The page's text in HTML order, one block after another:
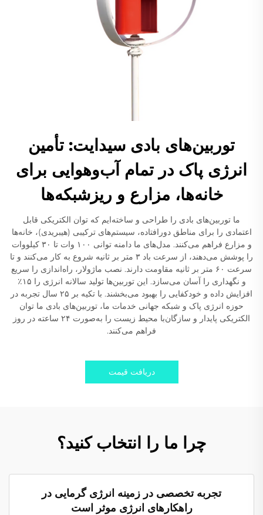
توربین‌های بادی سیدایت: تأمین
انرژی پاک در تمام آب‌وهوایی برای
خانه‌ها، مزارع و ریزشبکه‌ها
ما توربین‌های بادی را طراحی و ساخته‌ایم که توان الکتریکی قابل
اعتمادی را برای مناطق دورافتاده، سیستم‌های ترکیبی (هیبریدی)، خانه‌ها
و مزارع فراهم می‌کنند. مدل‌های ما دامنه توانی ۱۰۰ وات تا ۳۰ کیلووات
را پوشش می‌دهند، از سرعت باد ۳ متر بر ثانیه شروع به کار می‌کنند و تا
سرعت ۶۰ متر بر ثانیه مقاومت دارند. نصب ماژولار، راه‌اندازی را سریع
و نگهداری را آسان می‌سازد. این توربین‌ها تولید سالانه انرژی را ۱۵٪
افزایش داده و خودکفایی را بهبود می‌بخشند. با تکیه بر ۲۵ سال تجربه در
حوزه انرژی پاک و شبکه جهانی خدمات ما، توربین‌های بادی ما توان
الکتریکی پایدار و سازگان‌با محیط زیست را به‌صورت ۲۴ ساعته در روز
فراهم می‌کنند.
دریافت قیمت
چرا ما را انتخاب کنید؟
تجربه تخصصی در زمینه انرژی گرمایی در
راهکارهای انرژی موثر است